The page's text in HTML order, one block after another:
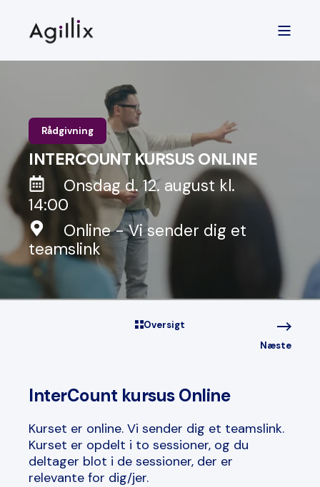
Rådgivning
INTERCOUNT KURSUS ONLINE
Onsdag d. 12. august kl.
14:00
Online - Vi sender dig et
teamslink
Oversigt
Næste
InterCount kursus Online
Kurset er online. Vi sender dig et teamslink.
Kurset er opdelt i to sessioner, og du
deltager blot i de sessioner, der er
relevante for dig/jer.